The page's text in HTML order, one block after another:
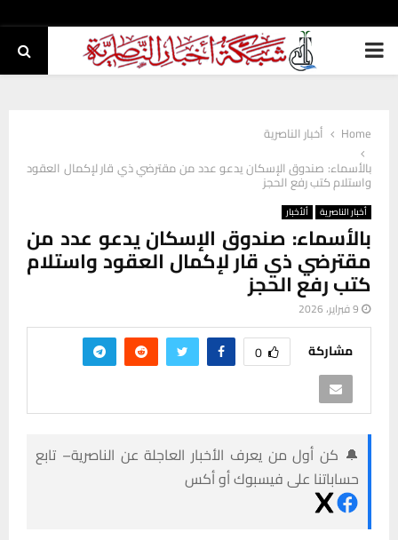
PRIMARY
Home
أخبار الناصرية
بالأسماء: صندوق الإسكان يدعو عدد من مقترضي ذي قار لإكمال العقود
واستلام كتب رفع الحجز
أخبار الناصرية ألأخبار
بالأسماء: صندوق الإسكان يدعو عدد من
مقترضي ذي قار لإكمال العقود واستلام
كتب رفع الحجز
9 فبراير، 2026
مشاركة 0
🔔 كن أول من يعرف الأخبار العاجلة عن الناصرية– تابع
حساباتنا على فيسبوك أو أكس